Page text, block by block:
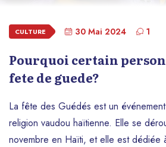
CULTURE 30 Mai 2024 1
Pourquoi certain
fete de guede?
La fête des Guédés est un
religion vaudou haïtienne. Elle se
novembre en Haïti, et elle est dédiée